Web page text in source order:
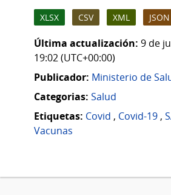
XLSX CSV XML JSON
Última actualización: 9 de
19:02 (UTC+00:00)
Publicador: Ministerio de
Categorias: Salud
Etiquetas: Covid , Covid-19 ,
Vacunas